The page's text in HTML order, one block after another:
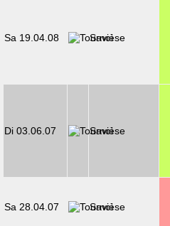
Sa 19.04.08 Savièse
Di 03.06.07 Savièse
Sa 28.04.07 Savièse